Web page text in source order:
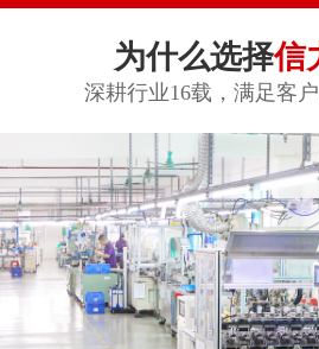
为什么选择信
深耕行业16载，满足客